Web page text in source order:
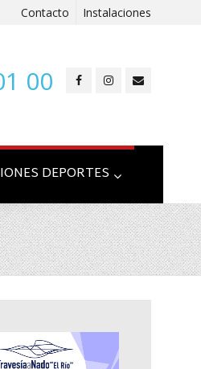
Contacto Instalaciones
00
DEPORTES